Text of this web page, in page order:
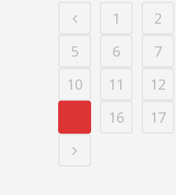
1 2
5
6 7
10
11 12
16 17